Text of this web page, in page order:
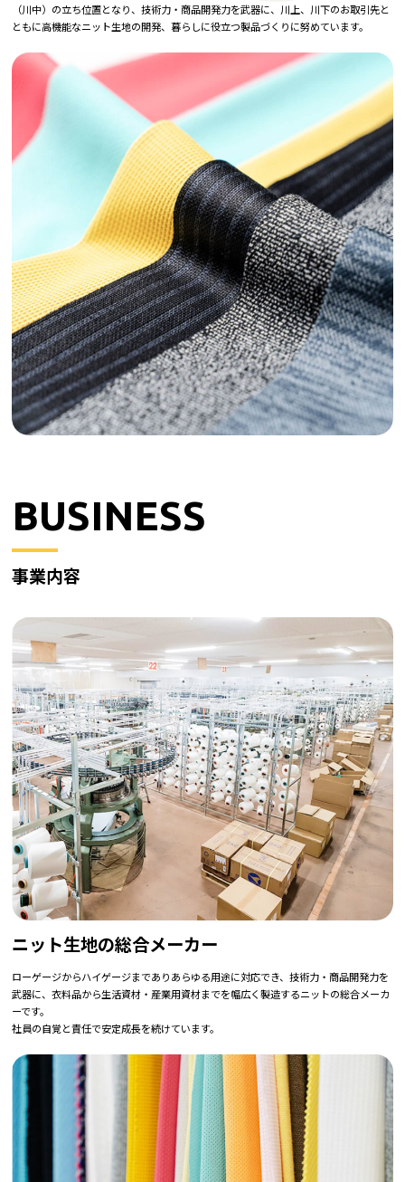
お問い合わせ
（川中）の立ち位置となり、技術力・商品開発力を武器に、川上、川下のお取引先と
ともに高機能なニット生地の開発、暮らしに役立つ製品づくりに努めています。
BUSINESS
事業内容
ニット生地の総合メーカー
ローゲージからハイゲージまでありあらゆる用途に対応でき、技術力・商品開発力を
武器に、衣料品から生活資材・産業用資材までを幅広く製造するニットの総合メーカ
ーです。
社員の自覚と責任で安定成長を続けています。